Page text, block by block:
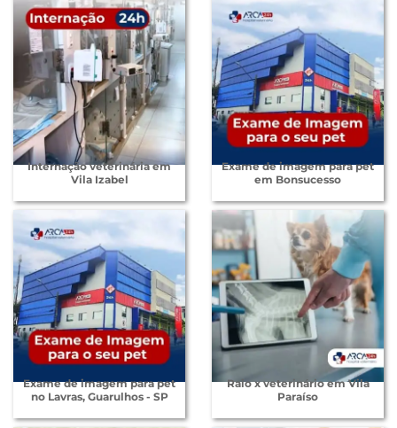
Internação veterinária em
Vila Izabel
Exame de imagem para pet
em Bonsucesso
Exame de imagem para pet
no Lavras, Guarulhos - SP
Raio x veterinário em Vila
Paraíso